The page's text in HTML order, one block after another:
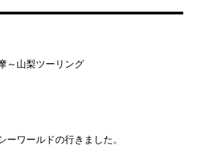
～山梨ツーリング
ーワールドの行きました。